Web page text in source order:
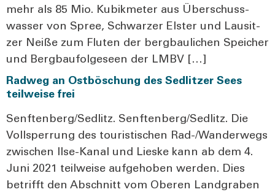
mehr als 85 Mio. Kubik­me­ter aus Über­schuss­
was­ser von Spree, Schwar­zer Els­ter und Lau­sit­
zer Nei­ße zum Flu­ten der berg­bau­li­chen Spei­cher
und Berg­bau­fol­ge­seen der LMBV […]
Radweg an Ostböschung des Sedlitzer Sees
teilweise frei
Senftenberg/Sedlitz. Senftenberg/Sedlitz. Die
Voll­sper­rung des tou­ris­ti­schen Rad-/Wan­­der­­wegs
zwi­schen Ilse-Kanal und Lies­ke kann ab dem 4.
Juni 2021 teil­wei­se auf­ge­ho­ben wer­den. Dies
betrifft den Abschnitt vom Obe­ren Land­gra­ben